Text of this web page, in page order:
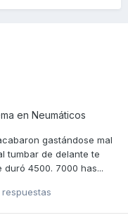
en Neumáticos
gastándose mal
tumbar de delante te
4500. 7000 has...
respuestas